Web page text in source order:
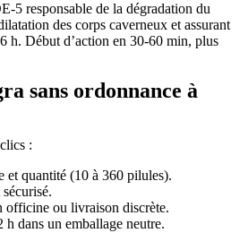
5 responsable de la dégradation du
des corps caverneux et assurant
h. Début d’action en 30-60 min, plus
sans ordonnance à
:
et quantité (10 à 360 pilules).
officine ou livraison discrète.
h dans un emballage neutre.